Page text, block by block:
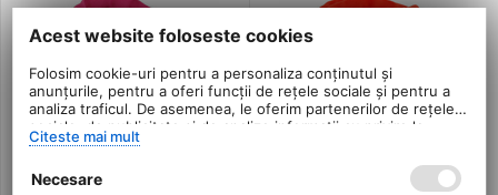
Acest website foloseste cookies
Folosim cookie-uri pentru a personaliza conținutul și
anunțurile, pentru a oferi funcții de rețele sociale și pentru a
analiza traficul. De asemenea, le oferim partenerilor de rețele
sociale, de publicitate și de analize informații cu privire la
modul în care folosiți site-ul nostru. Aceștia le pot combina cu
serviciilor lor.
Citeste mai mult
Necesare